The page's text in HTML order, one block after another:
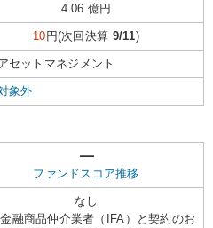
4.06 億円
10 円(次回決算 9/11)
セットマネジメント
象外
ファンドスコア推移
なし
融商品仲介業者（IFA）と契約のお